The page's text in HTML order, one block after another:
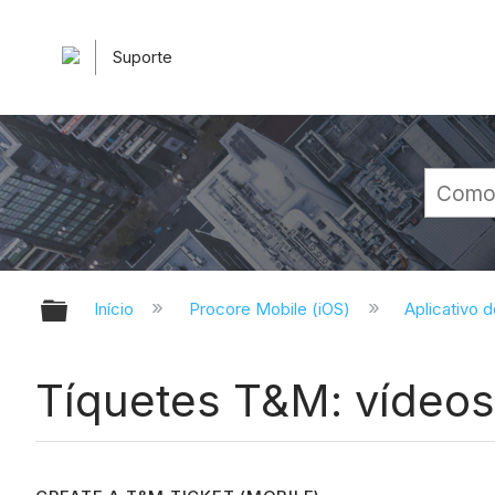
Suporte
Expandir/recolher hierarquia
Início Procore Mobile (iOS) Aplicativo
Tíquetes T&M: